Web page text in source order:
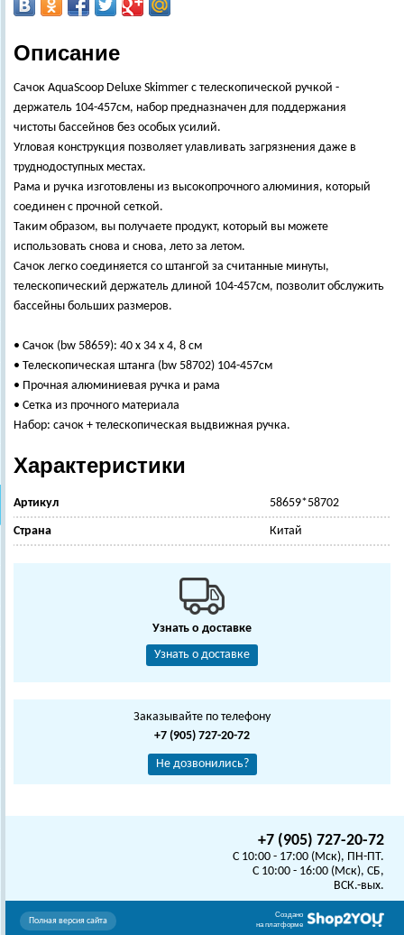
Описание
Сачок AquaScoop Deluxe Skimmer с телескопической ручкой -
держатель 104-457см, набор предназначен для поддержания
чистоты бассейнов без особых усилий.
Угловая конструкция позволяет улавливать загрязнения даже в
труднодоступных местах.
Рама и ручка изготовлены из высокопрочного алюминия, который
соединен с прочной сеткой.
Таким образом, вы получаете продукт, который вы можете
использовать снова и снова, лето за летом.
Сачок легко соединяется со штангой за считанные минуты,
телескопический держатель длиной 104-457см, позволит обслужить
бассейны больших размеров.
• Сачок (bw 58659): 40 х 34 х 4, 8 см
• Телескопическая штанга (bw 58702) 104-457см
• Прочная алюминиевая ручка и рама
• Сетка из прочного материала
Набор: сачок + телескопическая выдвижная ручка.
Характеристики
Артикул 58659*58702
Страна Китай
Узнать о доставке
Узнать о доставке
Заказывайте по телефону
+7 (905) 727-20-72
Не дозвонились?
+7 (905) 727-20-72
C 10:00 - 17:00 (Мск), ПН-ПТ.
C 10:00 - 16:00 (Мск), СБ,
ВСК.-вых.
Создано
на платформе
Полная версия сайта